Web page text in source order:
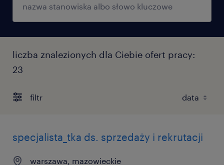
liczba znalezionych dla Ciebie ofert pracy:
23
filtr
specjalista_tka ds. sprzedaży i rekrutacji
warszawa, mazowieckie